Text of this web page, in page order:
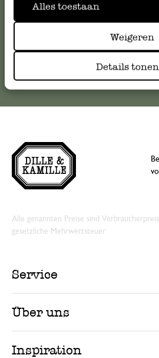
Alles toestaan
Weigeren
Details tonen
kundenservice@dille-kamille.at
Alle genannten Preise sind
gesetzliche Mehrwertsteuer.
Service
Über uns
Inspiration